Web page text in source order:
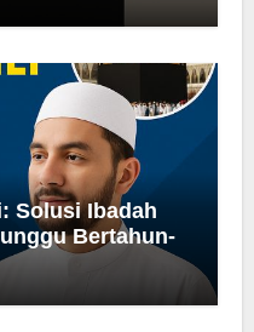
Solusi Ibadah
Bertahun-